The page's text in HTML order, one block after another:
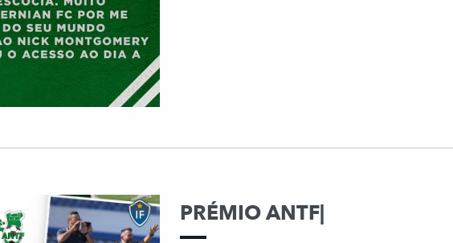
PRÉMIO ANTF|